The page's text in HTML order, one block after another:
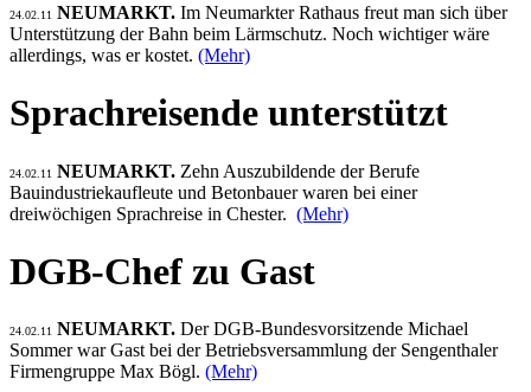
24.02.11 NEUMARKT. Im Neumarkter Rathaus freut man sich über
Unterstützung der Bahn beim Lärmschutz. Noch wichtiger wäre
allerdings, was er kostet. (Mehr)
Sprachreisende unterstützt
24.02.11 NEUMARKT. Zehn Auszubildende der Berufe
Bauindustriekaufleute und Betonbauer waren bei einer
dreiwöchigen Sprachreise in Chester. (Mehr)
DGB-Chef zu Gast
24.02.11 NEUMARKT. Der DGB-Bundesvorsitzende Michael
Sommer war Gast bei der Betriebsversammlung der Sengenthaler
Firmengruppe Max Bögl. (Mehr)